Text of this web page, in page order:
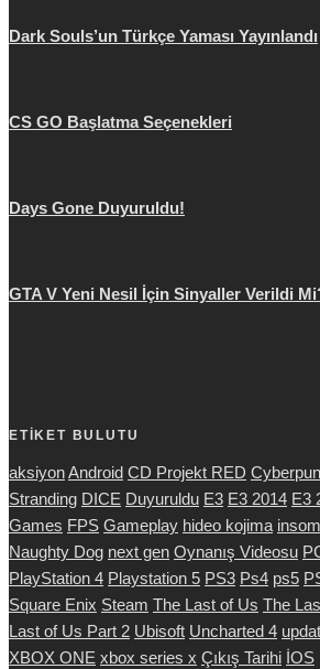
Dark Souls’un Türkçe Yaması Yayınlandı
CS GO Başlatma Seçenekleri
Days Gone Duyuruldu!
GTA V Yeni Nesil İçin Sinyaller Verildi
ETİKET BULUTU
aksiyonAndroid CD Projekt RED
Stranding DICE Duyuruldu E3 E3 2014 E3
Games FPS Gameplay hideo kojima
Naughty Dog next gen Oynanış Videosu
PlayStation 4 Playstation 5 PS3 Ps4 ps5
Square Enix Steam The Last of Us The
Last of Us Part 2 Ubisoft Uncharted 4
XBOX ONE xbox series x Çıkış Tarihi İOS